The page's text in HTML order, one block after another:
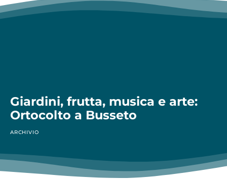
Giardini, frutta, musica e arte:
Ortocolto a Busseto
ARCHIVIO